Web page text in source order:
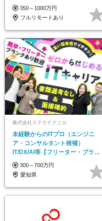
へ★
350～1000万円
フルリモートあり
株式会社ステラテクニカ
未経験からのITプロ（エンジニ
ア・コンサルタント候補）
IT/DX/AI等【フリーター・ブラン
クあり・既卒歓迎】
300～700万円
愛知県